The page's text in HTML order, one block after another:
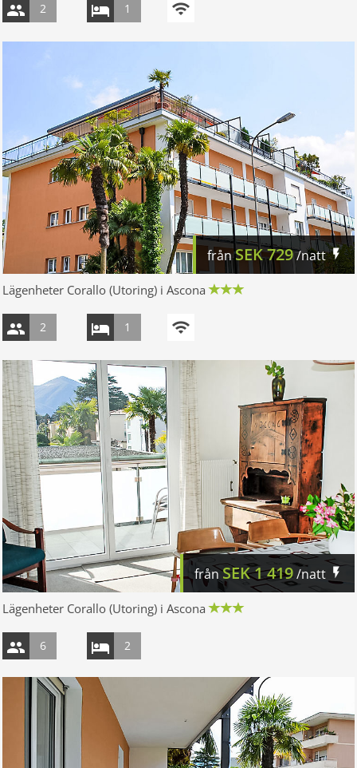
2 1
frånSEK729/natt
Lägenheter Corallo (Utoring) i Ascona
2 1
frånSEK1 419/natt
Lägenheter Corallo (Utoring) i Ascona
6 2